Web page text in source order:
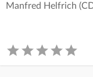
Manfred Helfrich